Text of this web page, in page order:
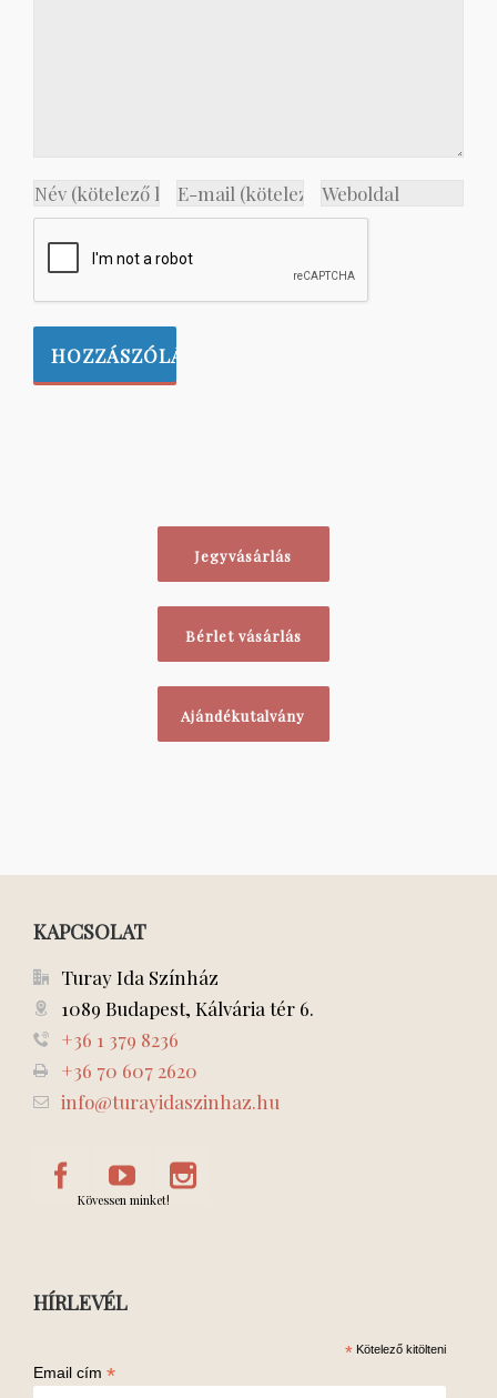
Jegyvásárlás
Bérlet vásárlás
Ajándékutalvány
KAPCSOLAT
Turay Ida Színház
1089 Budapest, Kálvária tér 6.
+36 1 379 8236
+36 70 607 2620
info@turayidaszinhaz.hu
Kövessen minket!
HÍRLEVÉL
* Kötelező kitölteni
Email cím *